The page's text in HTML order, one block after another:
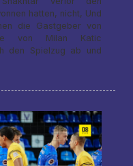
hatten, nicht, Und
die Gastgeber von
von Milan Katic
den Spielzug ab und